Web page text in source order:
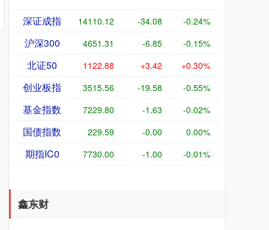
深证成指 14110.12 -34.08 -0.24%
沪深300 4651.31 -6.85 -0.15%
北证50 1122.88 +3.42 +0.30%
创业板指 3515.56 -19.58 -0.55%
基金指数 7229.80 -1.63 -0.02%
国债指数 229.59 -0.00 0.00%
期指IC0 7730.00 -1.00 -0.01%
鑫东财